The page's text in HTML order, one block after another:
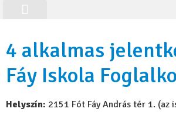
4 alkalmas
Fáy Iskola
Helyszín: 2151 Fót Fáy András tér 1. (az